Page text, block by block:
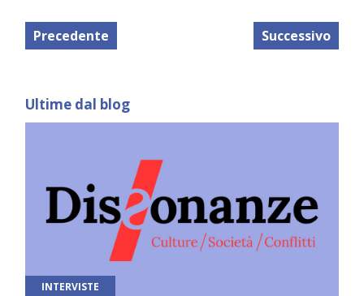
Precedente Successivo
Ultime dal blog
INTERVISTE